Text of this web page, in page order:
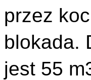
przez
jest 55